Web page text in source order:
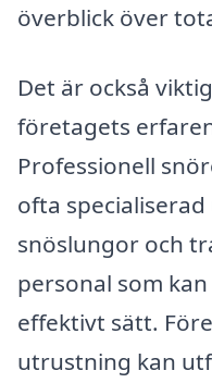
överblick över
Det är också
företagets
Professionell
ofta
snöslungor och
personal som
effektivt sätt.
utrustning kan